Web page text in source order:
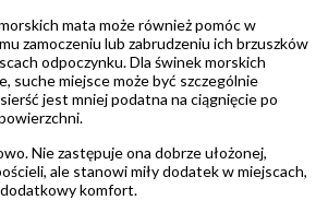
mata może również pomóc w
zamoczeniu lub zabrudzeniu ich brzuszków
odpoczynku. Dla świnek morskich
suche miejsce może być szczególnie
jest mniej podatna na ciągnięcie po
Nie zastępuje ona dobrze ułożonej,
ale stanowi miły dodatek w miejscach,
komfort.